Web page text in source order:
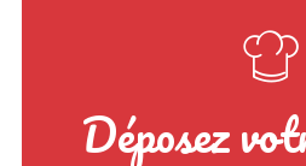
Déposez